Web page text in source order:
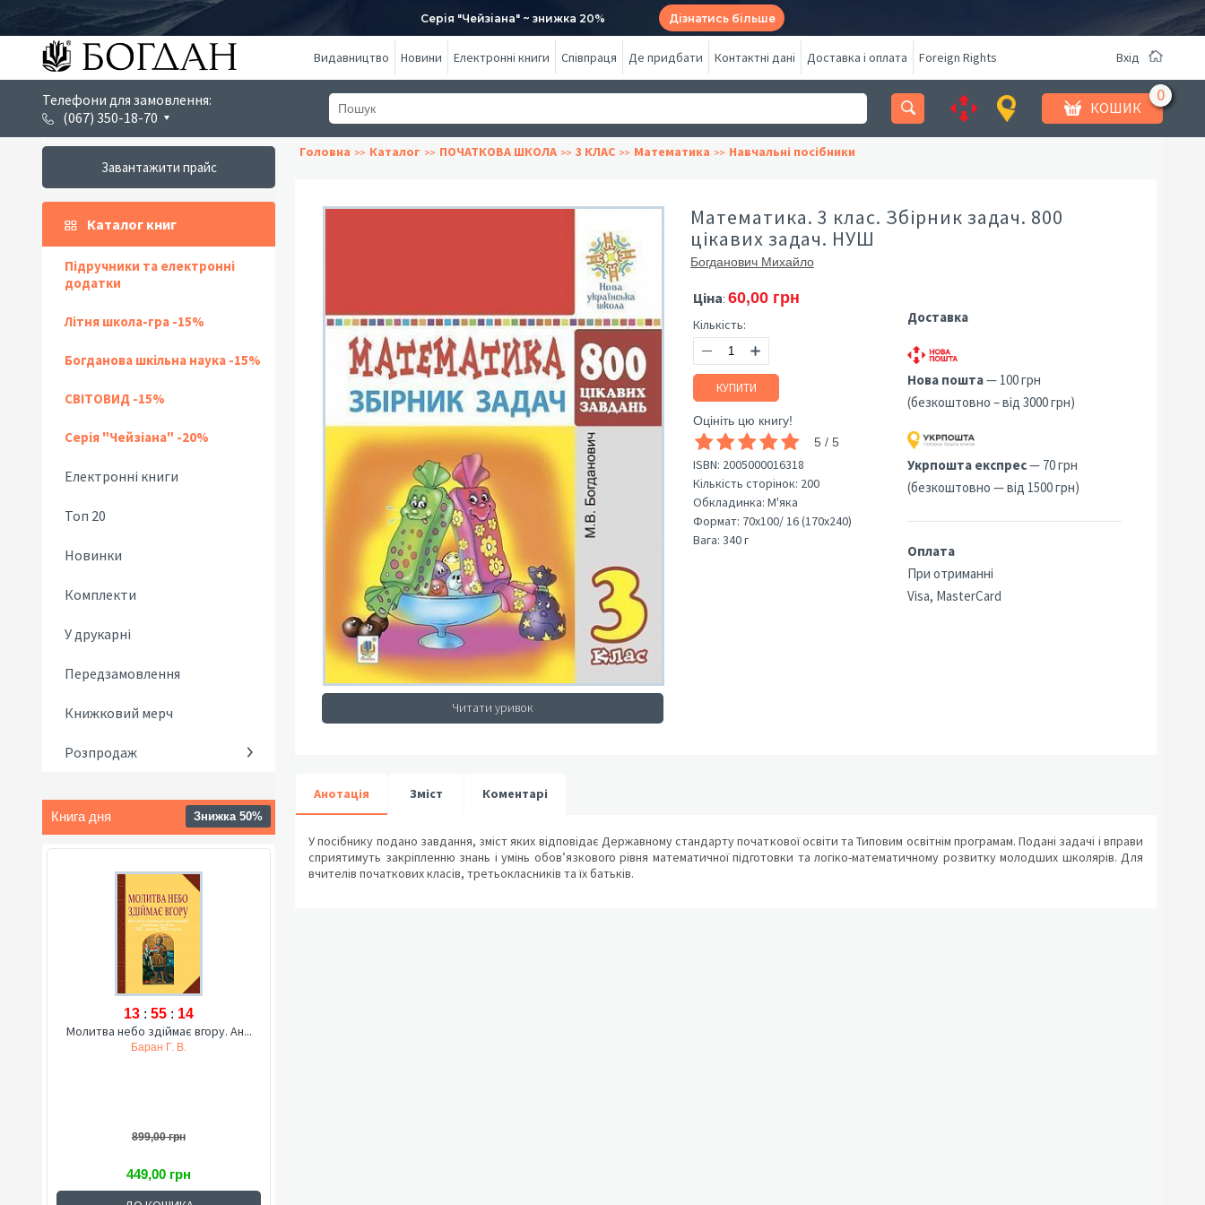
Серія "Чейзіана" ~ знижка 20% Дізнатись більше
Видавництво Новини Електронні книги Співпраця Де придбати Контактні дані Доставка і оплата Foreign Rights Вхід
Телефони для замовлення:
(067) 350-18-70
КОШИК
Завантажити прайс
Каталог книг
Підручники та електронні
додатки
Літня школа-гра -15%
Богданова шкільна наука -15%
СВІТОВИД -15%
Серія "Чейзіана" -20%
Електронні книги
Топ 20
Новинки
Комплекти
У друкарні
Передзамовлення
Книжковий мерч
Розпродаж
Книга дня Знижка 50%
13 : 55 : 13
Молитва небо здіймає вгору. Ан...
Баран Г. В.
899,00 грн
449,00 грн
Головна Каталог ПОЧАТКОВА ШКОЛА 3 КЛАС Математика Навчальні посібники
Читати уривок
Математика. 3 клас. Збірник задач. 800
цікавих задач. НУШ
Богданович Михайло
Ціна: 60,00 грн
Кількість:
КУПИТИ
Оцініть цю книгу!
5 / 5
ISBN: 2005000016318
Кількість сторінок: 200
Обкладинка: М'яка
Формат: 70х100/ 16 (170х240)
Вага: 340 г
Доставка
Нова пошта— 100 грн
(безкоштовно – від 3000 грн)
Укрпошта експрес— 70 грн
(безкоштовно — від 1500 грн)
Оплата
При отриманні
Visa, MasterCard
Анотація Зміст Коментарі
У посібнику подано завдання, зміст яких відповідає Державному стандарту початкової освіти та Типовим освітнім програмам. Подані задачі і вправи
сприятимуть закріпленню знань і умінь обов’язкового рівня математичної підготовки та логіко-математичному розвитку молодших школярів. Для
вчителів початкових класів, третьокласників та їх батьків.